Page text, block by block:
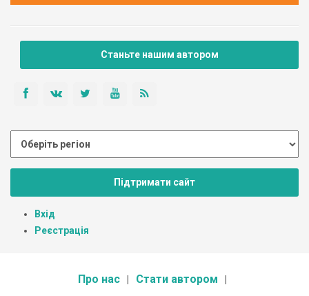
Станьте нашим автором
Підтримати сайт
Вхід
Реєстрація
Про нас Стати автором